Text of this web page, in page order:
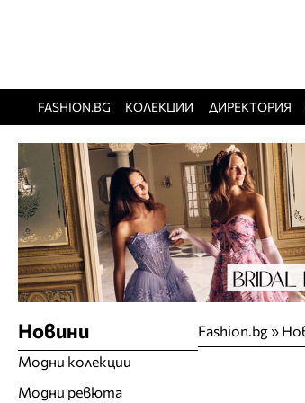
FASHION.BG КОЛЕКЦИИ ДИРЕКТОРИЯ
Fashion.bg»
Новини
Модни колекции
Модни ревюта